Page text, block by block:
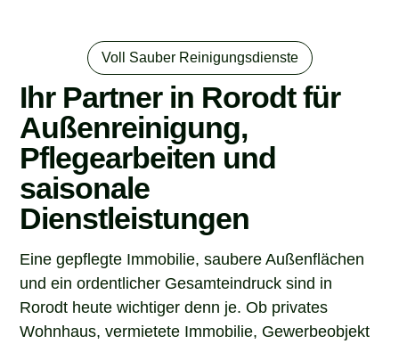
Voll Sauber Reinigungsdienste
Ihr Partner in Rorodt für
Außenreinigung,
Pflegearbeiten und
saisonale
Dienstleistungen
Eine gepflegte Immobilie, saubere Außenflächen
und ein ordentlicher Gesamteindruck sind in
Rorodt heute wichtiger denn je. Ob privates
Wohnhaus, vermietete Immobilie, Gewerbeobjekt